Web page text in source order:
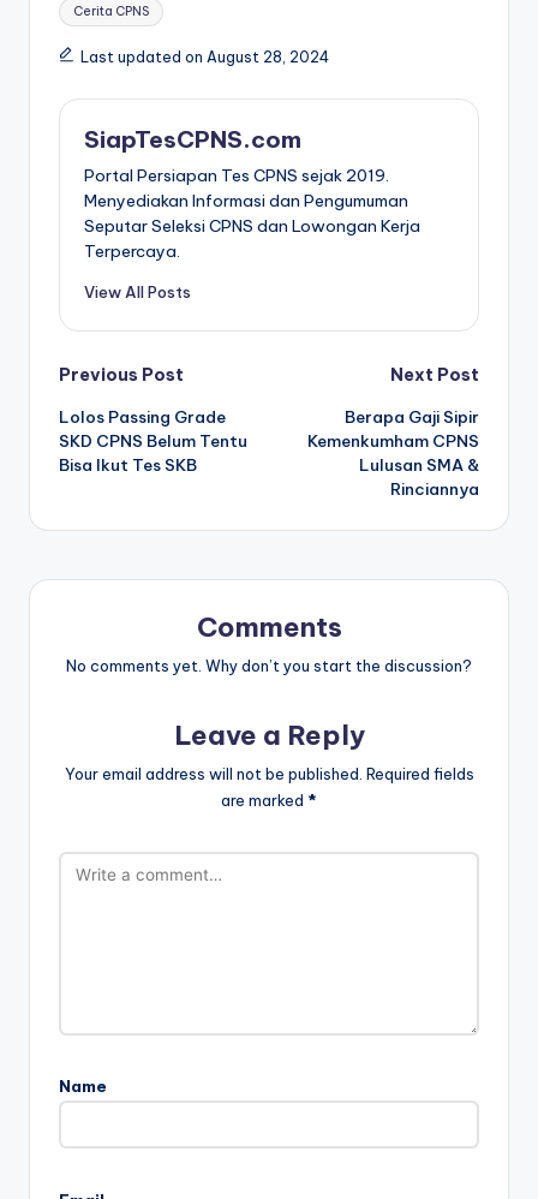
Cerita CPNS
Last updated on August 28, 2024
SiapTesCPNS.com
Portal Persiapan Tes CPNS sejak 2019.
Menyediakan Informasi dan Pengumuman
Seputar Seleksi CPNS dan Lowongan Kerja
Terpercaya.
View All Posts
Post
navigation
Previous Post
Lolos Passing Grade
SKD CPNS Belum Tentu
Bisa Ikut Tes SKB
Next Post
Berapa Gaji Sipir
Kemenkumham CPNS
Lulusan SMA &
Rinciannya
Comments
No comments yet. Why don’t you start the discussion?
Leave a Reply
Your email address will not be published. Required fields
are marked *
Name